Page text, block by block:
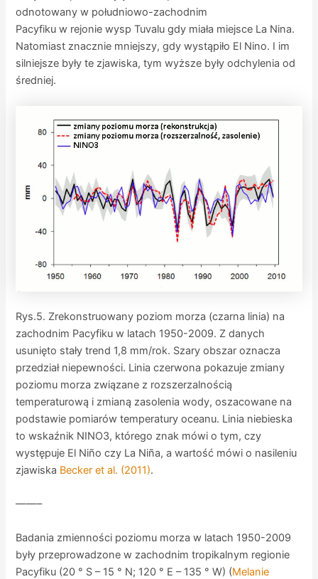
odnotowany w południowo-zachodnim
Pacyfiku w rejonie wysp Tuvalu gdy miała miejsce La Nina.
Natomiast znacznie mniejszy, gdy wystąpiło El Nino. I im
silniejsze były te zjawiska, tym wyższe były odchylenia od
średniej.
Rys.5. Zrekonstruowany poziom morza (czarna linia) na
zachodnim Pacyfiku w latach 1950-2009. Z danych
usunięto stały trend 1,8 mm/rok. Szary obszar oznacza
przedział niepewności. Linia czerwona pokazuje zmiany
poziomu morza związane z rozszerzalnością
temperaturową i zmianą zasolenia wody, oszacowane na
podstawie pomiarów temperatury oceanu. Linia niebieska
to wskaźnik NINO3, którego znak mówi o tym, czy
występuje El Niño czy La Niña, a wartość mówi o nasileniu
zjawiska Becker et al. (2011).
——–
Badania zmienności poziomu morza w latach 1950-2009
były przeprowadzone w zachodnim tropikalnym regionie
Pacyfiku (20 ° S – 15 ° N; 120 ° E – 135 ° W) (Melanie